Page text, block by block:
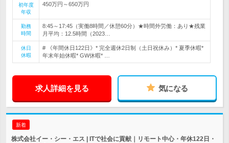
初年度
年収
450万円～650万円
勤務
時間
8:45～17:45（実働8時間／休憩60分）★時間外労働：あり★残業
月平均：12.5時間（2023…
休日
休暇
# 《年間休日122日》* 完全週休2日制（土日祝休み）* 夏季休暇*
年末年始休暇* GW休暇* …
求人詳細を見る 気になる
新着
株式会社イー・シー・エス | ITで社会に貢献｜リモート中心・年休122日・